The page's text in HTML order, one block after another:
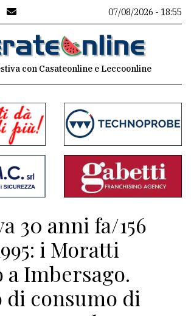
07/08/2026 - 18:55
con Casateonline e Leccoonline
30 anni fa/156
i Moratti
Imbersago.
di consumo di